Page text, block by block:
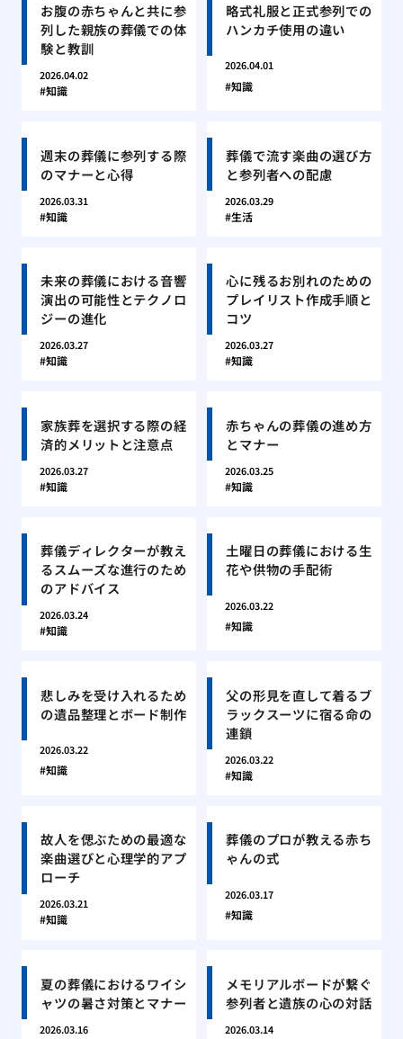
お腹の赤ちゃんと共に参
列した親族の葬儀での体
験と教訓
2026.04.02
知識
略式礼服と正式参列での
ハンカチ使用の違い
2026.04.01
知識
週末の葬儀に参列する際
のマナーと心得
2026.03.31
知識
葬儀で流す楽曲の選び方
と参列者への配慮
2026.03.29
生活
未来の葬儀における音響
演出の可能性とテクノロ
ジーの進化
2026.03.27
知識
心に残るお別れのための
プレイリスト作成手順と
コツ
2026.03.27
知識
家族葬を選択する際の経
済的メリットと注意点
2026.03.27
知識
赤ちゃんの葬儀の進め方
とマナー
2026.03.25
知識
葬儀ディレクターが教え
るスムーズな進行のため
のアドバイス
2026.03.24
知識
土曜日の葬儀における生
花や供物の手配術
2026.03.22
知識
悲しみを受け入れるため
の遺品整理とボード制作
2026.03.22
知識
父の形見を直して着るブ
ラックスーツに宿る命の
連鎖
2026.03.22
知識
故人を偲ぶための最適な
楽曲選びと心理学的アプ
ローチ
2026.03.21
知識
葬儀のプロが教える赤ち
ゃんの式
2026.03.17
知識
夏の葬儀におけるワイシ
ャツの暑さ対策とマナー
2026.03.16
メモリアルボードが繋ぐ
参列者と遺族の心の対話
2026.03.14